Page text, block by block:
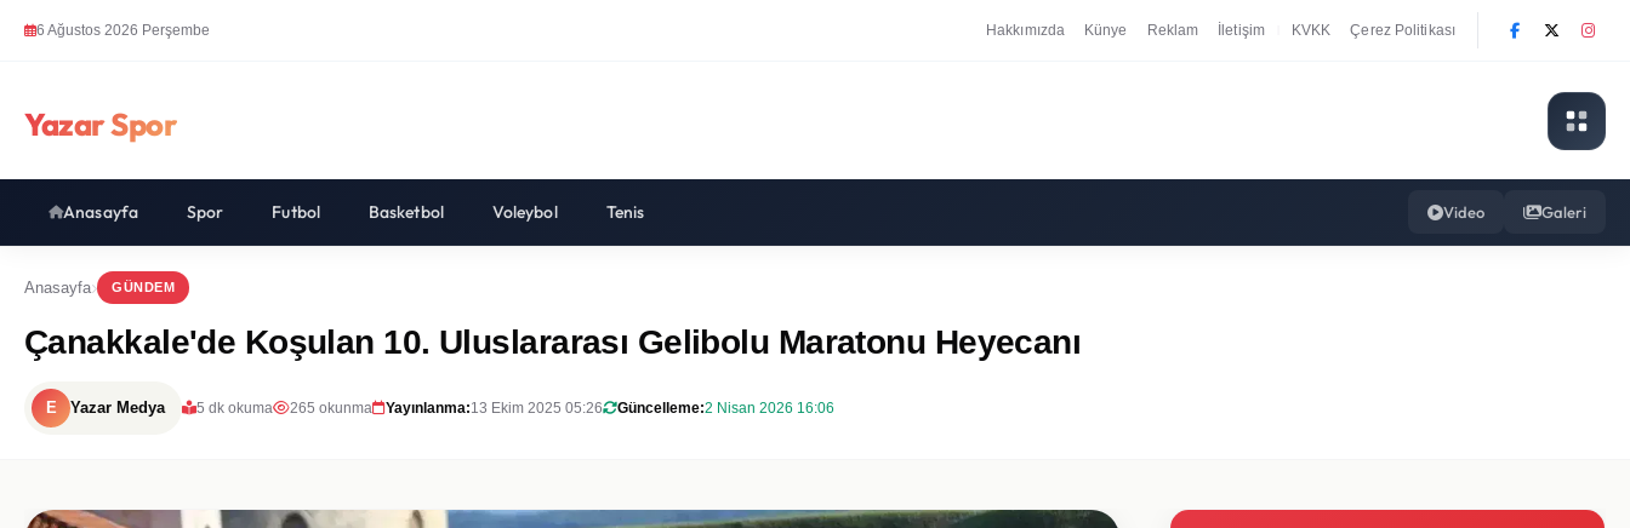
6 Ağustos 2026 Perşembe Hakkımızda Künye Reklam İletişim KVKK Çerez Politikası
Yazar Spor
Anasayfa Spor Futbol Basketbol Voleybol Tenis Video Galeri
Anasayfa GÜNDEM
Çanakkale'de Koşulan 10. Uluslararası Gelibolu Maratonu Heyecanı
E Yazar Medya 5 dk okuma 265 okunma Yayınlanma:13 Ekim 2025 05:26 Güncelleme:2 Nisan 2026 16:06